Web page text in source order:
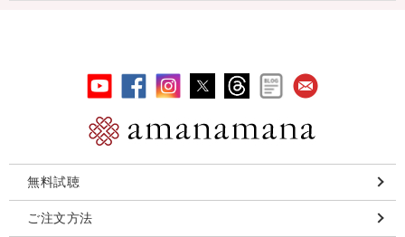
無料試聴
ご注文方法